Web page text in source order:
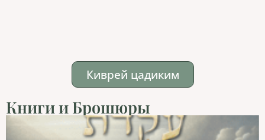
Киврей цадиким
Книги и Брошюры